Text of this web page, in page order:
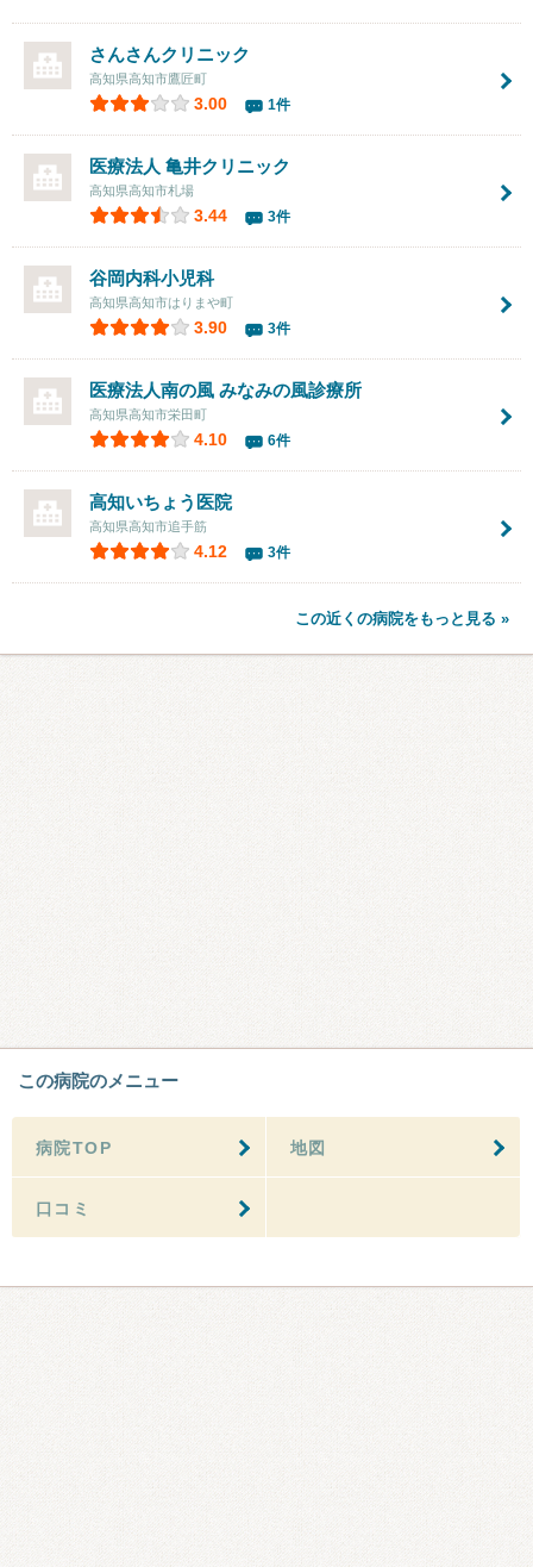
さんさんクリニック
高知県高知市鷹匠町
3.00 1件
医療法人 亀井クリニック
高知県高知市札場
3.44 3件
谷岡内科小児科
高知県高知市はりまや町
3.90 3件
医療法人南の風 みなみの風診療所
高知県高知市栄田町
4.10 6件
高知いちょう医院
高知県高知市追手筋
4.12 3件
この近くの病院をもっと見る »
この病院のメニュー
病院TOP 地図
口コミ